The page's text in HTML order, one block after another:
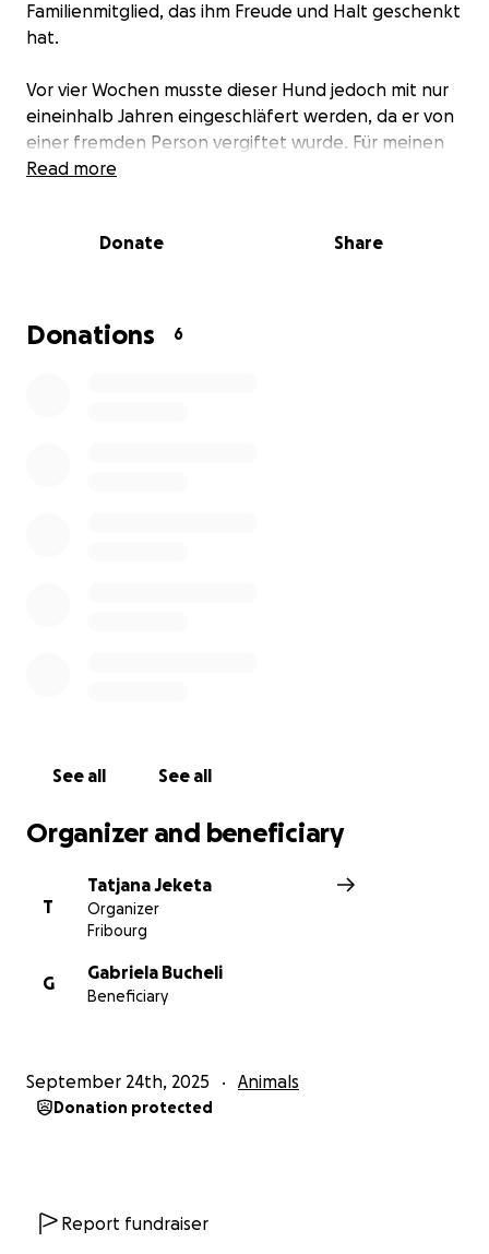
Familienmitglied, das ihm Freude und Halt geschenkt
hat.
Vor vier Wochen musste dieser Hund jedoch mit nur
eineinhalb Jahren eingeschläfert werden, da er von
einer fremden Person vergiftet wurde. Für meinen
Grossvater war das ein schwerer Schicksalsschlag.
auch enorme finanzielle Sorgen: Die
unmöglich, diese Kosten alleine zu tragen.
Read more
Donate Share
Donations 6
See all See all
Organizer and beneficiary
T
Tatjana Jeketa
Organizer
Fribourg
G
Gabriela Bucheli
Beneficiary
September 24th, 2025 Animals
Donation protected
Report fundraiser